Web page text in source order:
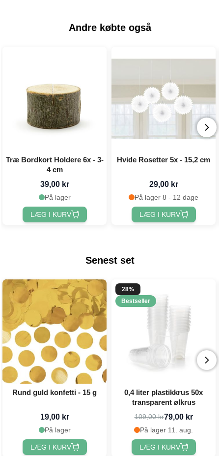
Andre købte også
Træ Bordkort Holdere 6x - 3-
4 cm
39,00 kr
På lager
LÆG I KURV
Hvide Rosetter 5x - 15,2 cm
29,00 kr
På lager 8 - 12 dage
LÆG I KURV
Senest set
Rund guld konfetti - 15 g
19,00 kr
På lager
LÆG I KURV
28%
Bestseller
0,4 liter plastikkrus 50x
transparent ølkrus
109,00 kr79,00 kr
På lager 11. aug.
LÆG I KURV